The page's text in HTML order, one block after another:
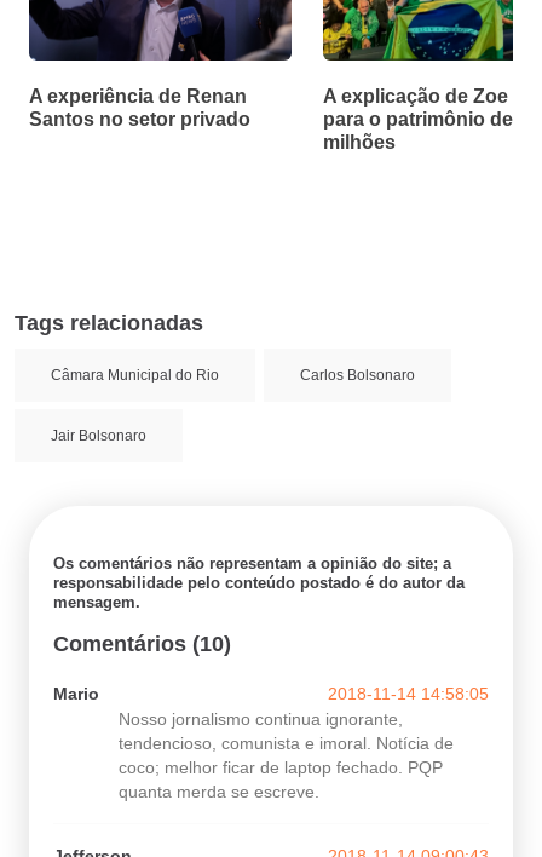
A experiência de Renan
Santos no setor privado
A explicação de Zoe
para o patrimônio de
milhões
Tags relacionadas
Câmara Municipal do Rio Carlos Bolsonaro
Jair Bolsonaro
Os comentários não representam a opinião do site; a
responsabilidade pelo conteúdo postado é do autor da
mensagem.
Comentários (10)
Mario
2018-11-14 14:58:05
Nosso jornalismo continua ignorante,
tendencioso, comunista e imoral. Notícia de
coco; melhor ficar de laptop fechado. PQP
quanta merda se escreve.